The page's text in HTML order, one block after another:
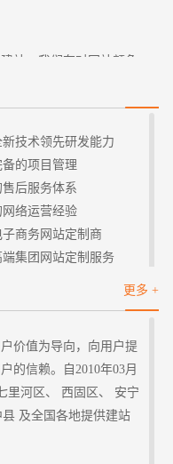
，我们在对网站颜色
于其他娱乐性质的网
凸显企业的专业性以及
能够清楚的看到图片中
，让页面变得更加的和
动画元素的运用，可
插入一些动画与内容有
对于动画元素的选择需
动画，会抢夺视线模糊
新技术领先研发能力
的项目管理
后服务体系
络运营经验
子商务网站定制商
集团网站定制服务
更多 +
价值为导向，向用户提
的信赖。自2010年03月
里河区、 西固区、 安宁
及全国各地提供建站